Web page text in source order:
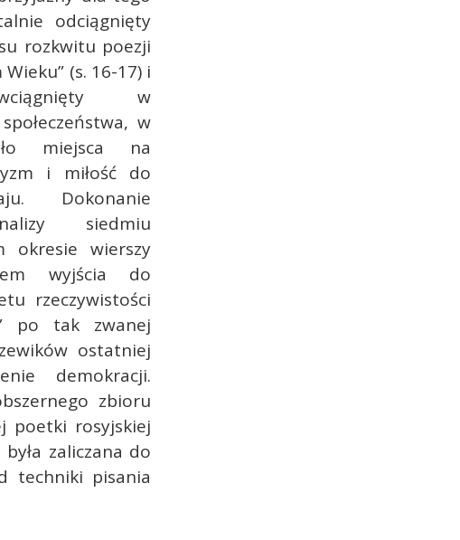
odciągnięty
rozkwitu poezji
(s. 16-17) i
w
w
miejsca na
i miłość do
Dokonanie
siedmiu
okresie wierszy
wyjścia do
rzeczywistości
po tak zwanej
ostatniej
demokracji.
zbioru
poetki rosyjskiej
zaliczana do
techniki pisania